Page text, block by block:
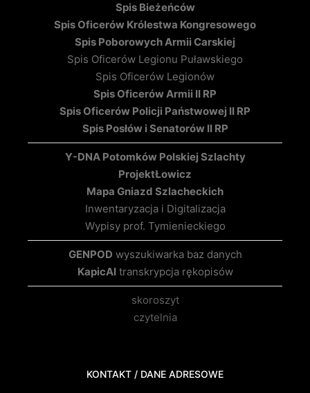
Spis Bieżeńców
Spis Oficerów Królestwa Kongresowego
Spis Poborowych Armii Carskiej
Spis Oficerów Legionu Puławskiego
Spis Oficerów Legionów
Spis Oficerów Armii II RP
Spis Oficerów Policji Państwowej II RP
Spis Posłów i Senatorów II RP
Y-DNA Potomków Polskiej Szlachty
ProjektŁowicz
Mapa Gniazd Szlacheckich
Inwentaryzacja i Digitalizacja
Wypisy prof. Tymienieckiego
GENPOD wyszukiwarka baz danych
KapicAItranskrypcja rękopisów
skoroszyt
czytelnia
KONTAKT / DANE ADRESOWE